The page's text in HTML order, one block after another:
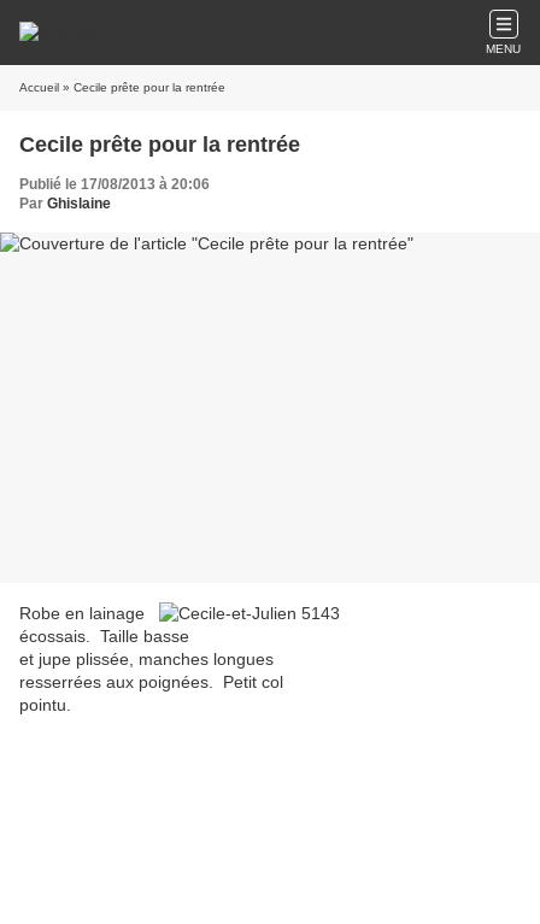
MENU
Accueil » Cecile prête pour la rentrée
Cecile prête pour la rentrée
Publié le 17/08/2013 à 20:06
Par Ghislaine
Robe en lainage
écossais. Taille basse
et jupe plissée, manches longues
resserrées aux poignées. Petit col
pointu.